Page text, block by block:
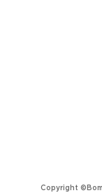
Copyright